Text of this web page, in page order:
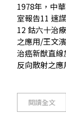
1978年，中
室報告11 速
12 鈷六十治
之應用/王文
治癌新猷直
反向散射之應
閱讀全文